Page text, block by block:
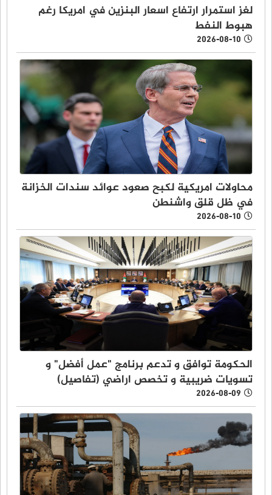
لغز استمرار ارتفاع اسعار البنزين في امريكا رغم
هبوط النفط
2026-08-10
محاولات امريكية لكبح صعود عوائد سندات الخزانة
في ظل قلق واشنطن
2026-08-10
الحكومة توافق و تدعم برنامج "عمل أفضل" و
تسويات ضريبية و تخصص اراضي (تفاصيل)
2026-08-09